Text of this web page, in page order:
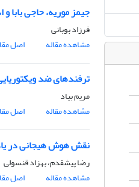
جیمز موریه، حاجی بابا
فرزاد بوبانی
مشاهده مقاله
اصل
ترفندهای ضد
مریم بیاد
مشاهده مقاله
اصل
نقش هوش هیجانی در
رضا پیشقدم، بهزاد قنسولی
مشاهده مقاله
اصل